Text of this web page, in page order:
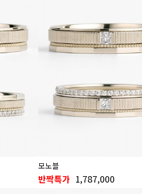
모노블
반짝특가 1,787,000